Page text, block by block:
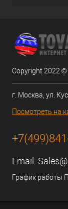
Copyright 2022
г. Москва, ул.
Посмотреть на
Email:
График работы